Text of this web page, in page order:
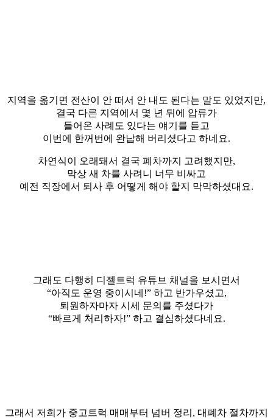
지역을 옮기면 전산이 안 떠서 안 내도 된다는 말도 있었지만,
결국 다른 지역에서 몇 년 뒤에 압류가
들어온 사례도 있다는 얘기를 듣고
이번에 한꺼번에 완납해 버리셨다고 하네요.
​차연식이 오래돼서 결국 폐차까지 고려했지만,
막상 새 차를 사려니 너무 비싸고
예전 직장에서 퇴사 후 어떻게 해야 할지 막막하셨대요.
그래도 다행히 디젤트럭 유튜브 채널을 보시면서
“아직도 운영 중이시네!” 하고 반가우셨고,
퇴원하자마자 시세 문의를 주셨다가
“빠르게 처리하자!” 하고 결심하셨다네요.
그래서 저희가 중고트럭 매매부터 넘버 정리, 대폐차 절차까지